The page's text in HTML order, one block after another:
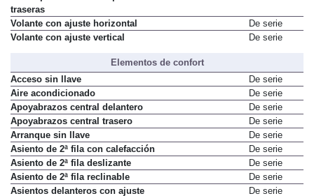
Tres reposacabezas en plazas
traseras
Volante con ajuste horizontal
De serie
Elementos de confort
Acceso sin llave
De serie
Aire acondicionado
De serie
Apoyabrazos central delantero
De serie
Apoyabrazos central trasero
De serie
Arranque sin llave
De serie
Asiento de 2ª fila con calefacción
De serie
Asiento de 2ª fila deslizante
De serie
Asiento de 2ª fila reclinable
De serie